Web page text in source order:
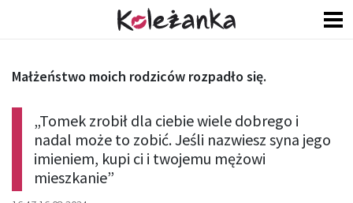
„Tomek zrobił dla ciebie wiele dobrego i
nadal może to zobić. Jeśli nazwiesz syna jego
imieniem, kupi ci i twojemu mężowi
mieszkanie”
Małżeństwo moich rodziców rozpadło się.